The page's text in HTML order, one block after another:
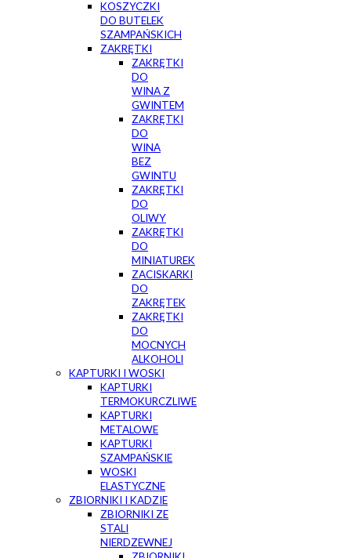
KOSZYCZKI
DO BUTELEK
SZAMPAŃSKICH
ZAKRĘTKI
ZAKRĘTKI
DO
WINA Z
GWINTEM
ZAKRĘTKI
DO
WINA
BEZ
GWINTU
ZAKRĘTKI
DO
OLIWY
ZAKRĘTKI
DO
MINIATUREK
ZACISKARKI
DO
ZAKRĘTEK
ZAKRĘTKI
DO
MOCNYCH
ALKOHOLI
KAPTURKI I WOSKI
KAPTURKI
TERMOKURCZLIWE
KAPTURKI
METALOWE
KAPTURKI
SZAMPAŃSKIE
WOSKI
ELASTYCZNE
ZBIORNIKI I KADZIE
ZBIORNIKI ZE
STALI
NIERDZEWNEJ